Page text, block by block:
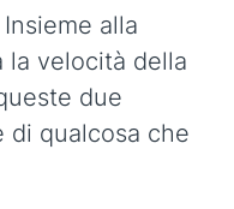
alla
la velocità della
due
di qualcosa che